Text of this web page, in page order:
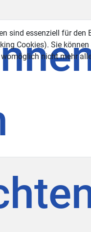
sind essenziell für den
Cookies). Sie
nicht mehr